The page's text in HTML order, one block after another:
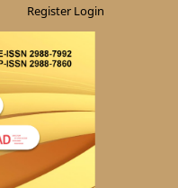
Register Login